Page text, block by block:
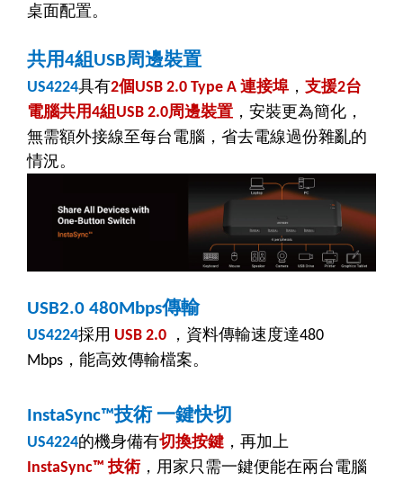
桌面配置。
共用4組 USB周邊裝置
US4224具有2個 USB 2.0 Type A 連接埠 ， 支援2台
電腦共用4組 USB 2.0周邊裝置 ，安裝更為簡化，
無需額外接線至每台電腦，省去電線過份雜亂的
情況。
USB2.0 480Mbps傳輸
US4224採用 USB 2.0 ，資料傳輸速度達480
Mbps ，能高效傳輸檔案。
InstaSync™技術 一鍵快切
US4224的機身備有切換按鍵 ，再加上
InstaSync™技術 ，用家只需一鍵便能在兩台電腦